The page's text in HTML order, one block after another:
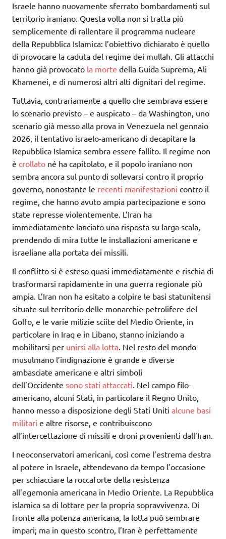
Israele hanno nuovamente sferrato bombardamenti sul
territorio iraniano. Questa volta non si tratta più
semplicemente di rallentare il programma nucleare
della Repubblica Islamica: l’obiettivo dichiarato è quello
di provocare la caduta del regime dei mullah. Gli attacchi
hanno già provocato la morte della Guida Suprema, Ali
Khamenei, e di numerosi altri alti dignitari del regime.
Tuttavia, contrariamente a quello che sembrava essere
lo scenario previsto – e auspicato – da Washington, uno
scenario già messo alla prova in Venezuela nel gennaio
2026, il tentativo israelo-americano di decapitare la
Repubblica Islamica sembra essere fallito. Il regime non
è crollato né ha capitolato, e il popolo iraniano non
sembra ancora sul punto di sollevarsi contro il proprio
governo, nonostante le recenti manifestazioni contro il
regime, che hanno avuto ampia partecipazione e sono
state represse violentemente. L’Iran ha
immediatamente lanciato una risposta su larga scala,
prendendo di mira tutte le installazioni americane e
israeliane alla portata dei missili.
Il conflitto si è esteso quasi immediatamente e rischia di
trasformarsi rapidamente in una guerra regionale più
ampia. L’Iran non ha esitato a colpire le basi statunitensi
situate sul territorio delle monarchie petrolifere del
Golfo, e le varie milizie sciite del Medio Oriente, in
particolare in Iraq e in Libano, stanno iniziando a
mobilitarsi per unirsi alla lotta. Nel resto del mondo
musulmano l’indignazione è grande e diverse
ambasciate americane e altri simboli
dell’Occidente sono stati attaccati. Nel campo filo-
americano, alcuni Stati, in particolare il Regno Unito,
hanno messo a disposizione degli Stati Uniti alcune basi
militari e altre risorse, e contribuiscono
all’intercettazione di missili e droni provenienti dall’Iran.
I neoconservatori americani, così come l’estrema destra
al potere in Israele, attendevano da tempo l’occasione
per schiacciare la roccaforte della resistenza
all’egemonia americana in Medio Oriente. La Repubblica
islamica sa di lottare per la propria sopravvivenza. Di
fronte alla potenza americana, la lotta può sembrare
impari; ma in questo scontro, l’Iran è perfettamente